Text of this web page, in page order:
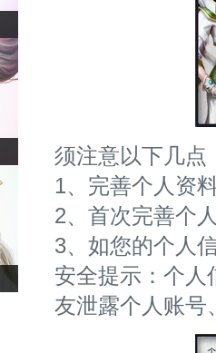
须注意以下几点
1、完善个人资
2、首次完善个
3、如您的个人
安全提示：个人
友泄露个人账号